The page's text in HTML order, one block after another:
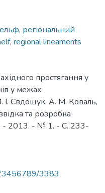
, регіональний
, regional lineaments
простягання у
у межах
Євдощук, А. М. Коваль,
та розробка
- 2013. - № 1. - С. 233-
3383